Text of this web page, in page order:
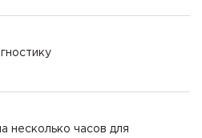
несколько часов для